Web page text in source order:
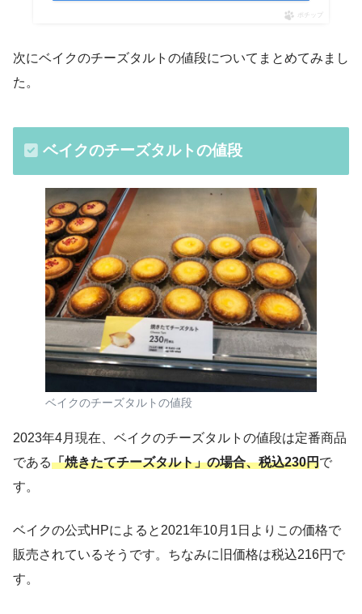
ポチップ
次にベイクのチーズタルトの値段についてまとめてみまし
た。
ベイクのチーズタルトの値段
ベイクのチーズタルトの値段
2023年4月現在、ベイクのチーズタルトの値段は定番商品
である「焼きたてチーズタルト」の場合、税込230円で
す。
ベイクの公式HPによると2021年10月1日よりこの価格で
販売されているそうです。ちなみに旧価格は税込216円で
す。